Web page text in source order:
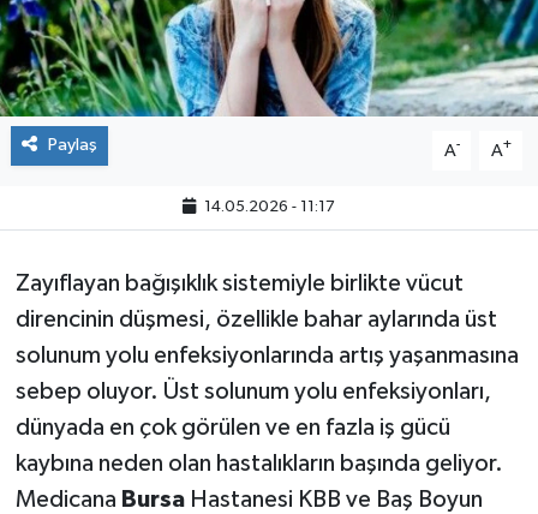
Paylaş A- A+
14.05.2026 - 11:17
Zayıflayan bağışıklık sistemiyle birlikte vücut
direncinin düşmesi, özellikle bahar aylarında üst
solunum yolu enfeksiyonlarında artış yaşanmasına
sebep oluyor. Üst solunum yolu enfeksiyonları,
dünyada en çok görülen ve en fazla iş gücü
kaybına neden olan hastalıkların başında geliyor.
Medicana BursaHastanesi KBB ve Baş Boyun